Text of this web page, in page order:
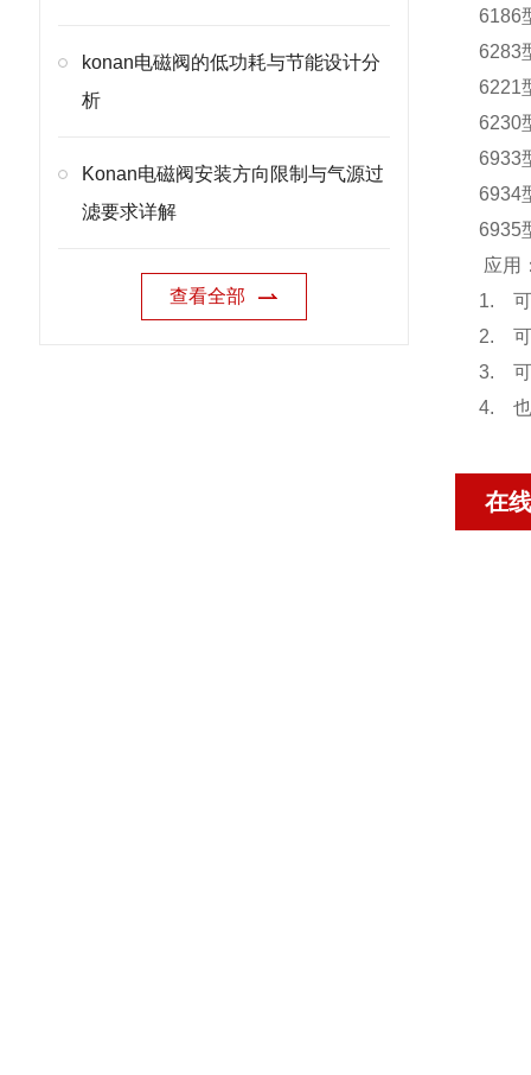
konan电磁阀的低功耗与节能设计分
析
Konan电磁阀安装方向限制与气源过
滤要求详解
查看全部
6186
6283
6221
6230
6933
6934
6935
应用
1. 可
2. 可
3. 可
4. 也
在